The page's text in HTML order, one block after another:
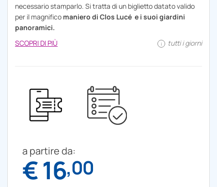
necessario stamparlo. Si tratta di un biglietto datato valido
per il magnifico maniero di Clos Lucé e i suoi giardini
panoramici.
SCOPRI DI PIÙ
i tutti i giorni
a partire da:
€ 16,00